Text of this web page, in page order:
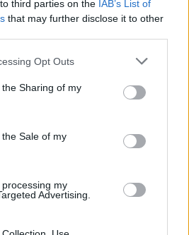
third parties on the IAB’s List of
that may further disclose it to other
app uses one or more Google
usage behaviour. You may click to
Google and its third-party tags to
purposes in below Google
Opt Outs
Sharing of my
Sale of my
my
Advertising.
Team már hivatalosan is
Hill újragondolt változatán
Hill hivatalos Twitter-oldala
is fedte, hogy a projekt valóban
je lesz.
kizárólag a legendás
nyílik lehetőség. Bár ez